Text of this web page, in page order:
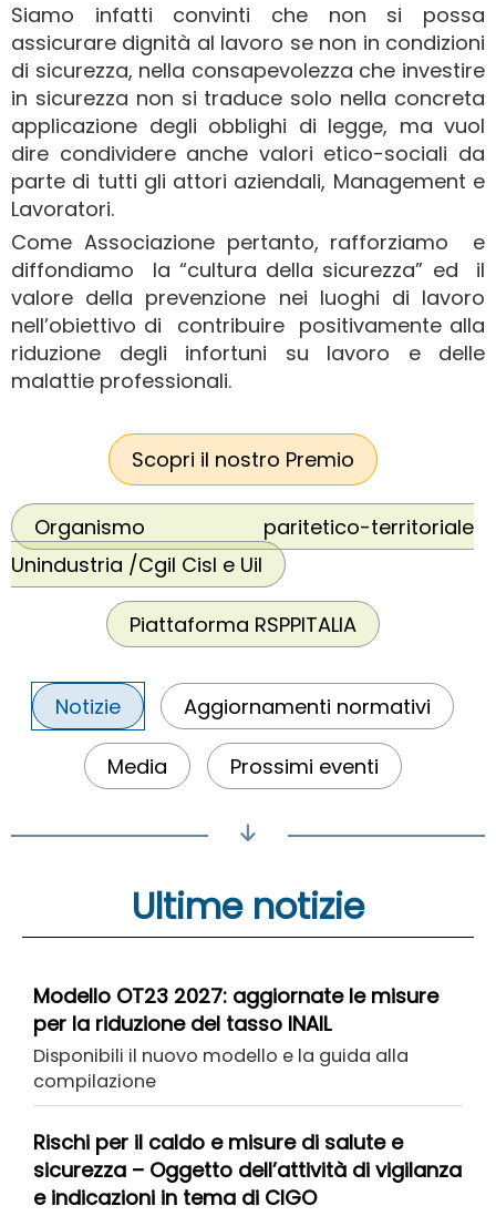
Siamo infatti convinti che non si possa
assicurare dignità al lavoro se non in condizioni
di sicurezza, nella consapevolezza che investire
in sicurezza non si traduce solo nella concreta
applicazione degli obblighi di legge, ma vuol
dire condividere anche valori etico-sociali da
parte di tutti gli attori aziendali, Management e
Lavoratori.
Come Associazione pertanto, rafforziamo e
diffondiamo la “cultura della sicurezza” ed il
valore della prevenzione nei luoghi di lavoro
nell’obiettivo di contribuire positivamente alla
riduzione degli infortuni su lavoro e delle
malattie professionali.
Scopri il nostro Premio
Organismo paritetico-territoriale
Unindustria /Cgil Cisl e Uil
Piattaforma RSPPITALIA
Notizie Aggiornamenti normativi
Media Prossimi eventi
Ultime notizie
Modello OT23 2027: aggiornate le misure
per la riduzione del tasso INAIL
Disponibili il nuovo modello e la guida alla
compilazione
Rischi per il caldo e misure di salute e
sicurezza – Oggetto dell’attività di vigilanza
e indicazioni in tema di CIGO